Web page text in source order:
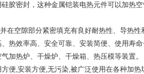
胶密封，这种金属铠装电热元件可以加热
在空隙部分紧密填充有良好耐热性、导热性
热效率高、安全可靠、安装简便、使用寿命
加热炉、干燥炉、干燥箱、热压模等装置。
便,安装方便,无污染,被广泛使用在各种加热